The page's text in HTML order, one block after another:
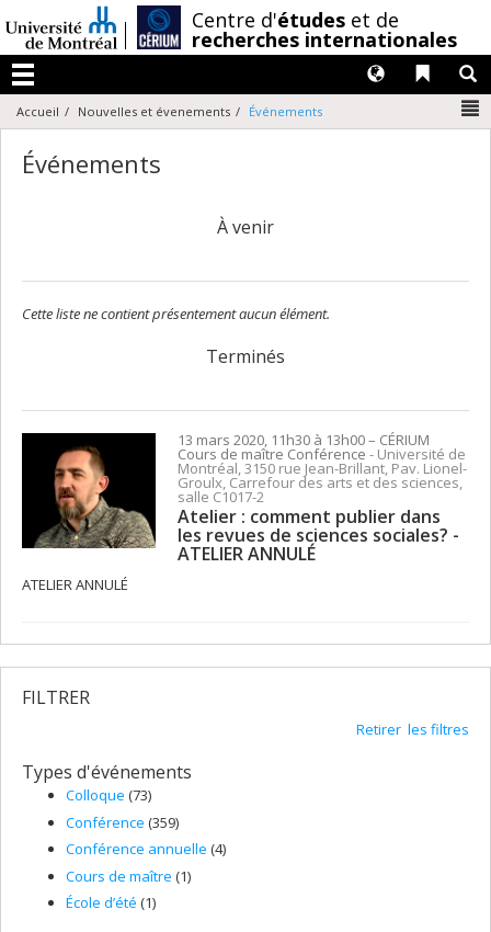
au
contenu
Centre d'études et de
recherches internationales
Menu
Liens
Langues
Accueil Nouvelles et évenements Événements
Événements
À venir
Cette liste ne contient présentement aucun élément.
Terminés
13 mars 2020, 11h30 à 13h00– CÉRIUM
Cours de maître Conférence- Université de
Montréal, 3150 rue Jean-Brillant, Pav. Lionel-
Groulx, Carrefour des arts et des sciences,
salle C1017-2
Atelier : comment publier dans
les revues de sciences sociales? -
ATELIER ANNULÉ
ATELIER ANNULÉ
FILTRER
Retirer les filtres
Types d'événements
Colloque (73)
Conférence (359)
Conférence annuelle (4)
Cours de maître (1)
École d’été (1)